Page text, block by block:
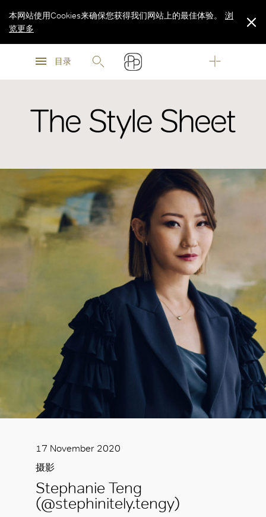
浏
目录
本网站使用Cookies来确保您获得我们网站上的最佳体验。
浏
览更多
The Style Sheet
17 November 2020
摄影
Stephanie Teng
(@stephinitely.tengy)